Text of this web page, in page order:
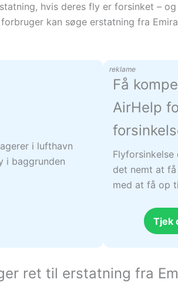
hvis deres fly er forsinket –
kan søge erstatning fra
reklame
Få
AirHelp
Flyforsinkelse
det nemt at
med at få op
Tjek
ret til erstatning fra